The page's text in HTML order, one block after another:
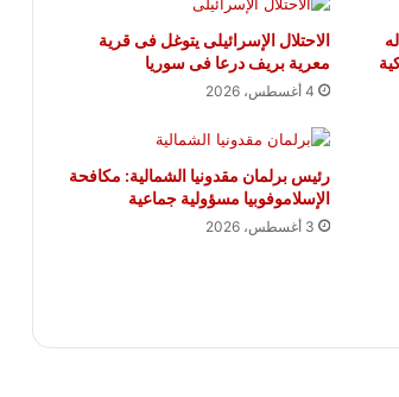
الاحتلال الإسرائيلى يتوغل فى قرية
معرية بريف درعا فى سوريا
4 أغسطس، 2026
رئيس برلمان مقدونيا الشمالية: مكافحة
الإسلاموفوبيا مسؤولية جماعية
3 أغسطس، 2026